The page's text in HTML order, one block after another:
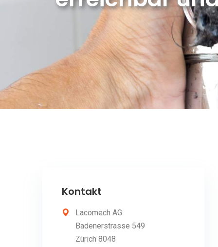
Kontakt
Lacomech AG
Badenerstrasse 549
Zürich 8048